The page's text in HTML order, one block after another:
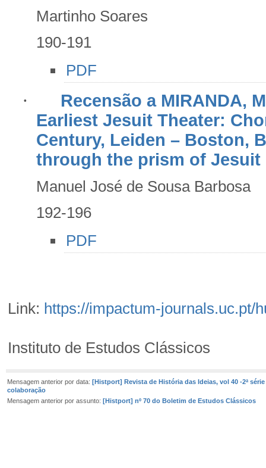
Martinho Soares
190-191
PDF
·
Recensão a MIRANDA,
Earliest Jesuit Theater:
Century, Leiden – Boston,
through the prism of Jesuit
Manuel José de Sousa Barbosa
192-196
PDF
Link: https://impactum-journals.uc.pt/
Instituto de Estudos Clássicos
Mensagem anterior por data: [Histport] Revista de História das Ideias, vol 40 -2ª
colaboração
Mensagem anterior por assunto: [Histport] nº 70 do Boletim de Estudos Clássicos